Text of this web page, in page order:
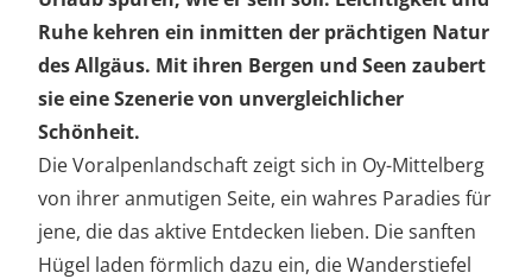
Ruhe kehren ein inmitten der prächtigen Natur
des Allgäus. Mit ihren Bergen und Seen zaubert
sie eine Szenerie von unvergleichlicher
Schönheit.
Die Voralpenlandschaft zeigt sich in Oy-Mittelberg
von ihrer anmutigen Seite, ein wahres Paradies für
jene, die das aktive Entdecken lieben. Die sanften
Hügel laden förmlich dazu ein, die Wanderstiefel